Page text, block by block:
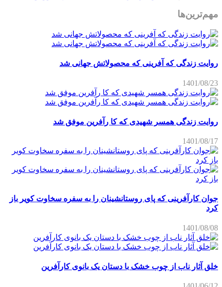
مهم‌ترین‌ها
روایت زندگی که آفرینی که محصولاتش جهانی شد
1401/08/23
روایت زندگی همسر شهیدی که کا رآفرین موفق شد
1401/08/17
جوان کارآفرینی که پای روستانشینان را به سفره سخاوت کویر باز
کرد
1401/08/08
خلق آثار ناب از چوب خشک با دستان یک بانوی کارآفرین